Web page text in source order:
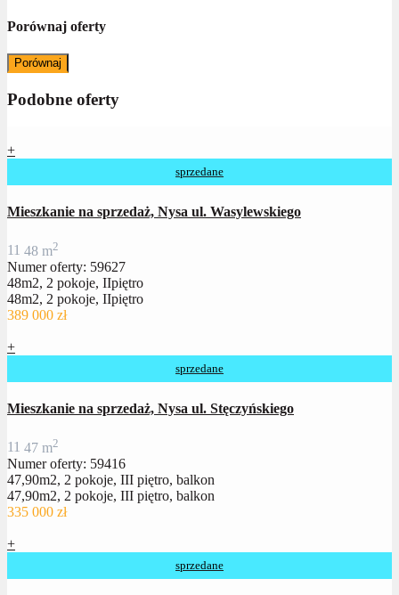
Porównaj oferty
Porównaj
Podobne oferty
+
sprzedane
Mieszkanie na sprzedaż, Nysa ul. Wasylewskiego
11 48 m2
Numer oferty: 59627
48m2, 2 pokoje, IIpiętro
48m2, 2 pokoje, IIpiętro
389 000 zł
+
sprzedane
Mieszkanie na sprzedaż, Nysa ul. Stęczyńskiego
11 47 m2
Numer oferty: 59416
47,90m2, 2 pokoje, III piętro, balkon
47,90m2, 2 pokoje, III piętro, balkon
335 000 zł
+
sprzedane